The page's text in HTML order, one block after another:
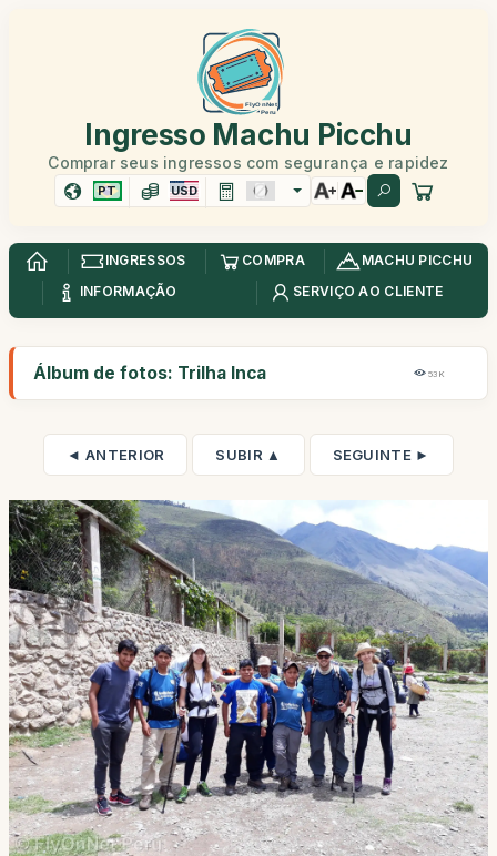
Ingresso Machu Picchu
Comprar seus ingressos com segurança e rapidez
PT USD
INGRESSOS COMPRA
MACHU PICCHU
INFORMAÇÃO
SERVIÇO AO CLIENTE
Álbum de fotos: Trilha Inca 53K
◄ ANTERIOR SUBIR ▲ SEGUINTE ►